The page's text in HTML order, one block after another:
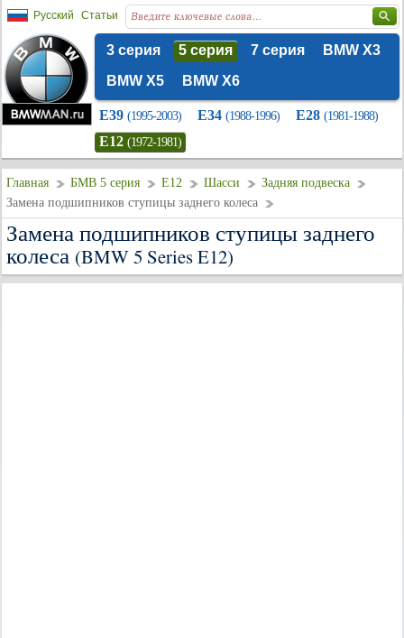
Русский Статьи
3 серия 5 серия 7 серия
BMW X3
BMW X5
BMW X6
E39 (1995-2003) E34 (1988-1996) E28 (1981-1988)
E12 (1972-1981)
Главная БМВ 5 серия E12 Шасси
Задняя подвеска
Замена подшипников ступицы заднего колеса
Замена подшипников ступицы заднего
колеса (BMW 5 Series E12)